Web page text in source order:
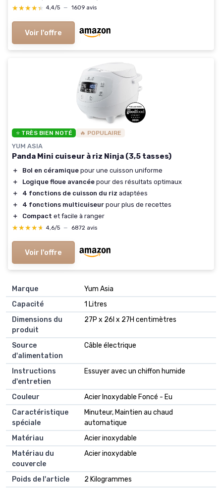
★★★★★
★★★★★ 4,4/5 — 1609 avis
Voir l'offre
⭐ TRÈS BIEN NOTÉ 🔥 POPULAIRE
YUM ASIA
Panda Mini cuiseur à riz Ninja (3,5 tasses)
＋ Bol en céramique pour une cuisson uniforme
＋
Logique floue avancée pour des résultats optimaux
＋
4 fonctions de cuisson du riz adaptées
＋
4 fonctions multicuiseur pour plus de recettes
＋
Compact et facile à ranger
★★★★★
★★★★★ 4,6/5 — 6872 avis
Voir l'offre
Marque
Yum Asia
Capacité
1 Litres
Dimensions du
produit
27P x 26l x 27H centimètres
Source
d'alimentation
Câble électrique
Instructions
d'entretien
Essuyer avec un chiffon humide
Couleur
Acier Inoxydable Foncé - Eu
Caractéristique
spéciale
Minuteur, Maintien au chaud
automatique
Matériau
Acier inoxydable
Matériau du
couvercle
Acier inoxydable
Poids de l'article 2 Kilogrammes